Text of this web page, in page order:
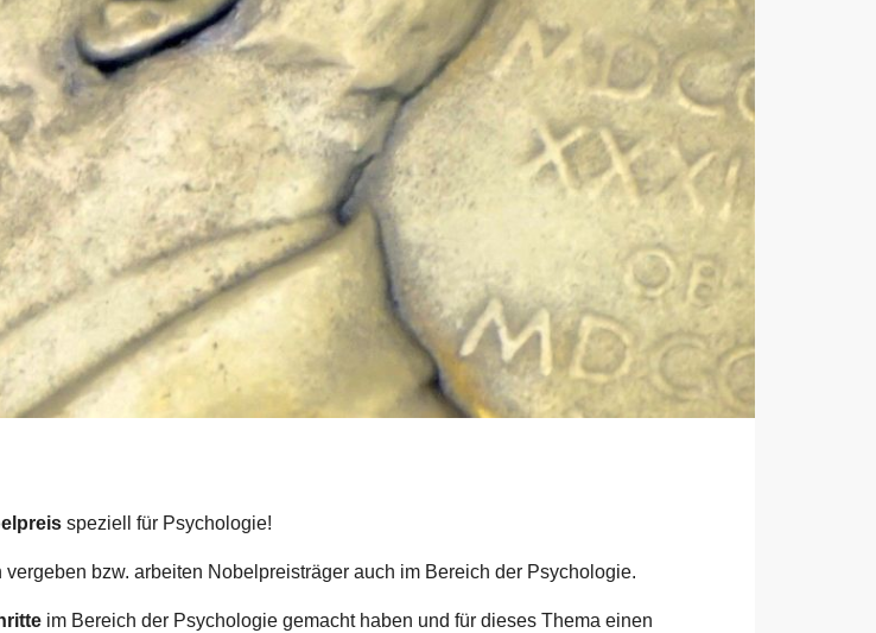
Deutsch Spanisch
speziell für Psychologie!
bzw. arbeiten Nobelpreisträger auch im Bereich der Psychologie.
im Bereich der Psychologie gemacht haben und für dieses Thema einen